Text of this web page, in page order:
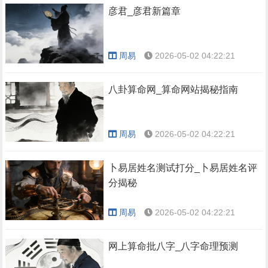
彦君_彦君新篇章
周易 2026-05-02 04:22:21
八卦算命网_算命网站揭秘指南
周易 2026-05-02 04:22:21
卜易居姓名测试打分_卜易居姓名评
分揭秘
周易 2026-05-02 04:22:21
网上算命批八字_八字命理预测